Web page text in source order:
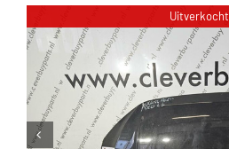
Uitverkocht